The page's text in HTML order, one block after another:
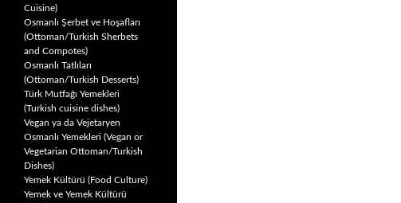
Cuisine)
Osmanlı Şerbet ve Hoşafları
(Ottoman/Turkish Sherbets
and Compotes)
Osmanlı Tatlıları
(Ottoman/Turkish Desserts)
Türk Mutfağı Yemekleri
(Turkish cuisine dishes)
Vegan ya da Vejetaryen
Osmanlı Yemekleri (Vegan or
Vegetarian Ottoman/Turkish
Dishes)
Yemek Kültürü (Food Culture)
Yemek ve Yemek Kültürü